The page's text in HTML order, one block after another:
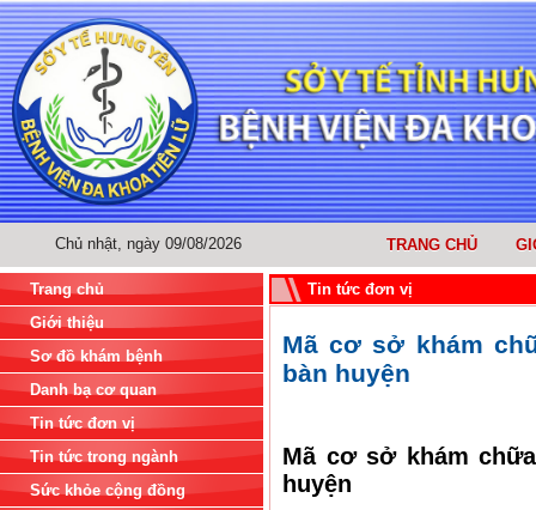
Chủ nhật, ngày 09/08/2026 TRANG CHỦ
Trang chủ
Giới thiệu
Sơ đồ khám bệnh
Danh bạ cơ quan
Tin tức đơn vị
Tin tức trong ngành
Sức khỏe cộng đồng
Tin tức đơn vị
Mã cơ sở khám
bàn huyện
Mã cơ sở khám
huyện